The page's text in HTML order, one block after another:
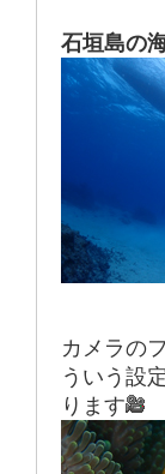
石垣島の
カメラの
ういう設
ります